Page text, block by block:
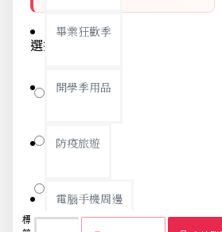
畢業狂歡季
開學季用品
防疫旅遊
電腦手機周邊
選擇顏色
藍色
紅色
標
烘焙矽膠
耐高
油瓶
控
燒烤